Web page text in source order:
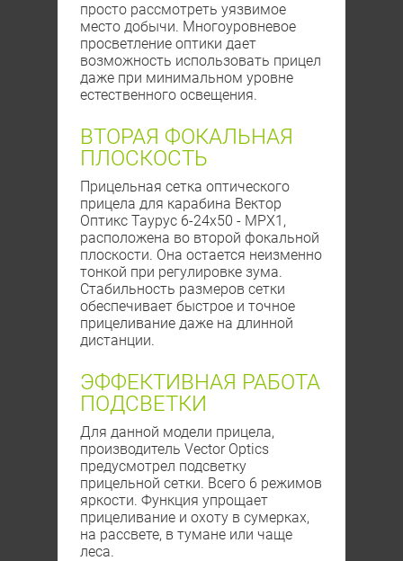
просто рассмотреть уязвимое
место добычи. Многоуровневое
просветление оптики дает
возможность использовать прицел
даже при минимальном уровне
естественного освещения.
ВТОРАЯ ФОКАЛЬНАЯ
ПЛОСКОСТЬ
Прицельная сетка оптического
прицела для карабина Вектор
Оптикс Таурус 6-24x50 - MPX1,
расположена во второй фокальной
плоскости. Она остается неизменно
тонкой при регулировке зума.
Стабильность размеров сетки
обеспечивает быстрое и точное
прицеливание даже на длинной
дистанции.
ЭФФЕКТИВНАЯ РАБОТА
ПОДСВЕТКИ
Для данной модели прицела,
производитель Vector Optics
предусмотрел подсветку
прицельной сетки. Всего 6 режимов
яркости. Функция упрощает
прицеливание и охоту в сумерках,
на рассвете, в тумане или чаще
леса.